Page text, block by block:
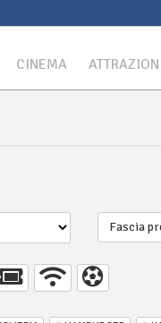
CINEMA
Fascia